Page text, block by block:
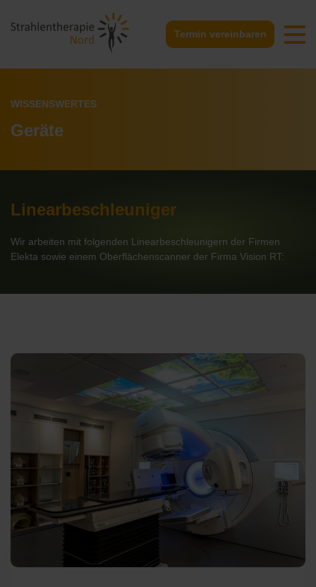
Termin vereinbaren
WISSENSWERTES
Geräte
Linearbeschleuniger
Wir arbeiten mit folgenden Linearbeschleunigern der Firmen
Elekta sowie einem Oberflächenscanner der Firma Vision RT:
Bitte mitbringen
Stellenausschreibungen
Rückrufformular